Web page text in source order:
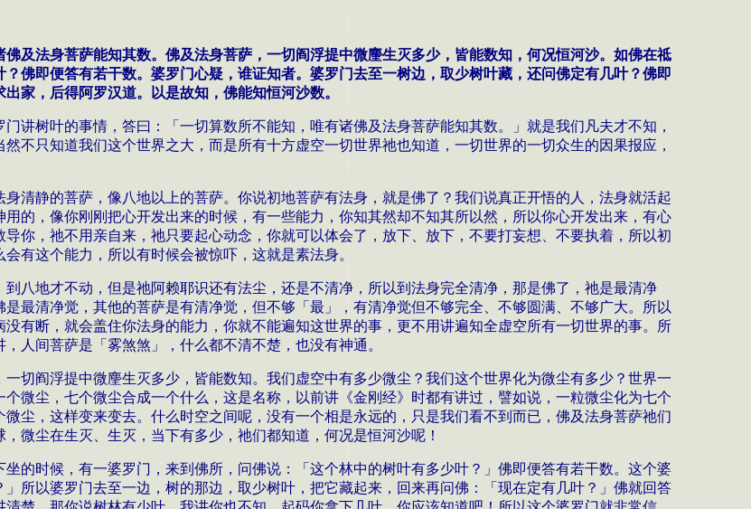
及法身菩萨能知其数。佛及法身菩萨，一切阎浮提中微麈生灭多少，皆能数知，何况恒河沙。如佛在祗
佛即便答有若干数。婆罗门心疑，谁证知者。婆罗门去至一树边，取少树叶藏，还问佛定有几叶？佛即
家，后得阿罗汉道。以是故知，佛能知恒河沙数。
讲树叶的事情，答曰：「一切算数所不能知， 唯有诸佛及法身菩萨能知其数。
」就是我们凡夫才不知，
不只知道我们这个世界之大，而是所有十方虚空一切世界祂也知道，一切世界的一切众生的因果报应，
清静的菩萨，像八地以上的菩萨。你说初地菩萨有法身，就是佛了？我们说真正开悟的人，法身就活起
的，像你刚刚把心开发出来的时候，有一些能力，你知其然却不知其所以然，所以你心开发出来，有心
你，祂不用亲自来，祂只要起心动念，你就可以体会了，放下、放下，不要打妄想、不要执着，所以初
有这个能力，所以有时候会被惊吓，这就是素法身。
八地才不动，但是祂阿赖耶识还有法尘，还是不清净，所以到法身完全清净，那是佛了，祂是最清净
最清净觉，其他的菩萨是有清净觉，但不够「最」，有清净觉但不够完全、不够圆满、不够广大。所以
有断，就会盖住你法身的能力，你就不能遍知这世界的事，更不用讲遍知全虚空所有一切世界的事。所
人间菩萨是「雾煞煞」，什么都不清不楚，也没有神通。
切阎浮提中微麈生灭多少，皆能数知。我们虚空中有多少微尘？我们这个世界化为微尘有多少？世界一
微尘，七个微尘合成一个什么，这是名称，以前讲《金刚经》时都有讲过，譬如说，一粒微尘化为七个
尘，这样变来变去。什么时空之间呢，没有一个相是永远的，只是我们看不到而已，佛及法身菩萨祂们
微尘在生灭、生灭，当下有多少，祂们都知道，何况是恒河沙呢！
的时候，有一婆罗门，来到佛所，问佛说：「这个林中的树叶有多少叶？」佛即便答有若干数。这个婆
所以婆罗门去至一边，树的那边，取少树叶，把它藏起来，回来再问佛：「现在定有几叶？」佛就回答